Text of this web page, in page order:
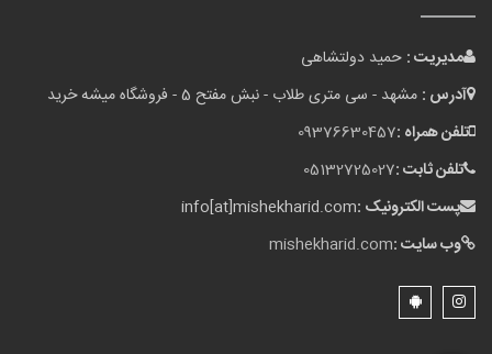
مدیریت : حمید دولتشاهی
آدرس : مشهد - سی متری طلاب - نبش مفتح 5 - فروشگاه میشه خرید
تلفن همراه :09376630457
تلفن ثابت :05132725027
پست الکترونیک :info[at]mishekharid.com
وب سایت :mishekharid.com